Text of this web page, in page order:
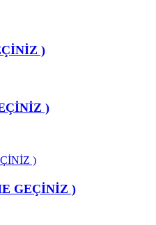
)
)
)
GEÇİNİZ )